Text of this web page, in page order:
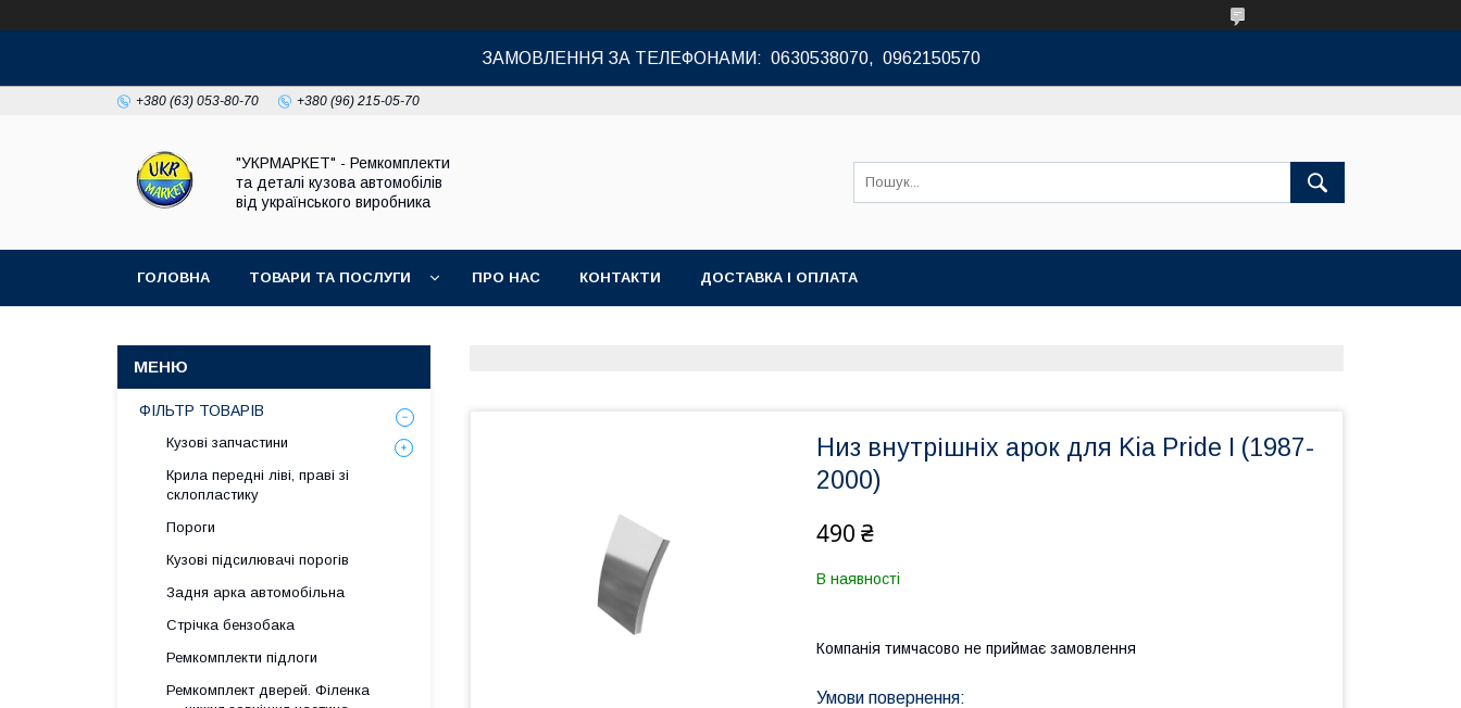
ЗАМОВЛЕННЯ ЗА ТЕЛЕФОНАМИ: 0630538070, 0962150570
+380 (63) 053-80-70 +380 (96) 215-05-70
"УКРМАРКЕТ" - Ремкомплекти
та деталі кузова автомобілів
від українського виробника
ГОЛОВНА ТОВАРИ ТА ПОСЛУГИ ПРО НАС КОНТАКТИ ДОСТАВКА І ОПЛАТА
Низ внутрішніх арок для Kia Pride I (1987-
2000)
490 ₴
В наявності
Компанія тимчасово не приймає замовлення
ФІЛЬТР ТОВАРІВ
Кузові запчастини
Крила передні ліві, праві зі
склопластику
Пороги
Кузові підсилювачі порогів
Задня арка автомобільна
Стрічка бензобака
Ремкомплекти підлоги
Ремкомплект дверей. Філенка